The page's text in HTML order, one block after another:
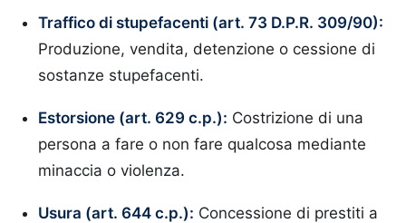
Traffico di stupefacenti (art. 73 D.P.R. 309/90):
Produzione, vendita, detenzione o cessione di
sostanze stupefacenti.
Estorsione (art. 629 c.p.): Costrizione di una
persona a fare o non fare qualcosa mediante
minaccia o violenza.
Usura (art. 644 c.p.): Concessione di prestiti a